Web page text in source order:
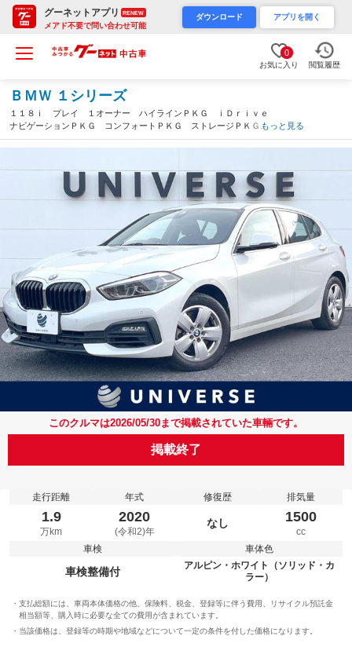
グーネットアプリ RENEW
メアド不要で問い合わせ可能
ダウンロード アプリを開く
0
お気に入り 閲覧履歴
ＢＭＷ １シリーズ
１１８ｉ プレイ １オーナー ハイラインＰＫＧ ｉＤｒｉｖｅ
ナビゲーションＰＫＧ コンフォートＰＫＧ ストレージＰＫＧ
黒革 シートヒーター パワーシート パワーバックドア ＬＥＤ
ヘッド 純正１６インチＡＷ ＥＴＣ（千葉県）
もっと見る
このクルマは2026/05/30まで掲載されていた車輛です。
掲載終了
走行距離
1.9
万km
年式
2020
(令和2)年
修復歴
なし
排気量
1500
cc
車検
車検整備付
車体色
アルピン・ホワイト（ソリッド・カ
ラー）
支払総額には、車両本体価格の他、保険料、税金、登録等に伴う費用、リサイクル預託金
相当額等、購入時に必要な全ての費用が含まれています。
当該価格は、登録等の時期や地域などについて一定の条件を付した価格になります。